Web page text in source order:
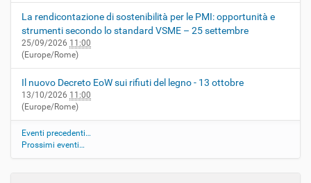
La rendicontazione di sostenibilità per le PMI: opportunità e
strumenti secondo lo standard VSME – 25 settembre
25/09/2026 11:00
(Europe/Rome)
Il nuovo Decreto EoW sui rifiuti del legno - 13 ottobre
13/10/2026 11:00
(Europe/Rome)
Eventi precedenti…
Prossimi eventi…